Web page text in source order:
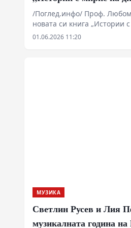
природата в центъра на
/Поглед.инфо/ Проф.
новата си книга „Истории
сборник с разкази за
01.06.2026 11:20
МУЗИКА
Светлин Русев и Лия
музикалната година